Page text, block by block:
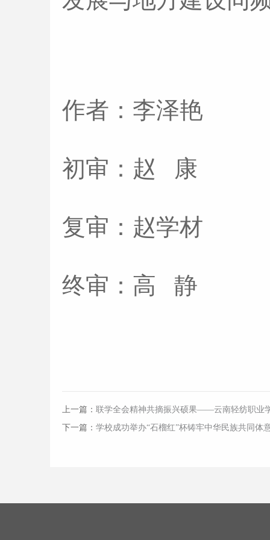
作者：李泽艳
初审：赵 康
复审：赵学材
终审：高 静
上一篇： 联学全会精神共摘振兴硕果——云南轻纺职业
下一篇： 学校成功举办“石榴红”杯铸牢中华民族共同体